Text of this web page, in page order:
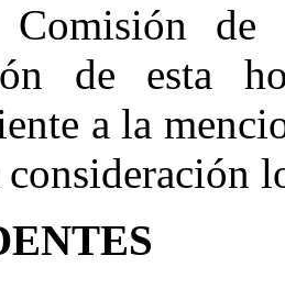
de
de esta
a la